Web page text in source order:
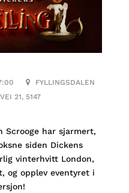
FYLLINGSDALEN
21, 5147
Scrooge har sjarmert,
siden Dickens
vinterhvitt London,
og opplev eventyret i